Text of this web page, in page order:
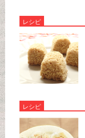
レシピ
レシピ